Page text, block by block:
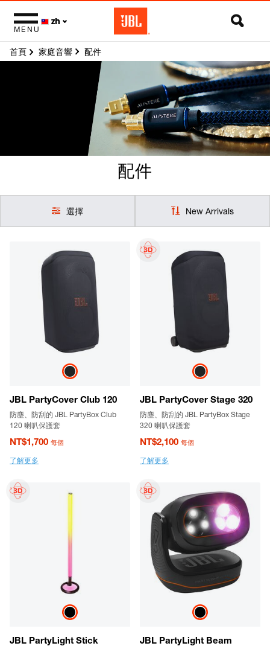
MENU
zh
配件
首頁 家庭音響 配件
選擇 New Arrivals
JBL PartyCover Club 120
防塵、防刮的 JBL PartyBox Club
120 喇叭保護套
NT$1,700 每個
了解更多
JBL PartyCover Stage 320
防塵、防刮的 JBL PartyBox Stage
320 喇叭保護套
NT$2,100 每個
了解更多
JBL PartyLight Stick JBL PartyLight Beam